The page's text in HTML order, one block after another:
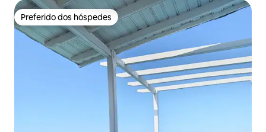
Preferido dos hóspedes
Preferido dos hóspedes